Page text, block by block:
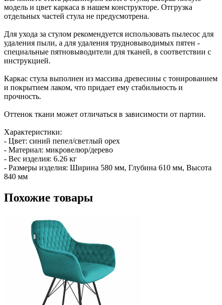
модель и цвет каркаса в нашем конструкторе. Отгрузка
отдельных частей стула не предусмотрена.
Для ухода за стулом рекомендуется использовать пылесос для
удаления пыли, а для удаления трудновыводимых пятен -
специальные пятновыводители для тканей, в соответствии с
инструкцией.
Каркас стула выполнен из массива древесины с тонированием
и покрытием лаком, что придает ему стабильность и
прочность.
Оттенок ткани может отличаться в зависимости от партии.
Характеристики:
- Цвет: синий пепел/светлый орех
- Материал: микровелюр/дерево
- Вес изделия: 6.26 кг
- Размеры изделия: Ширина 580 мм, Глубина 610 мм, Высота
840 мм
Похожие товары